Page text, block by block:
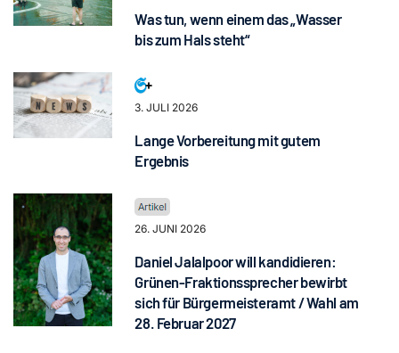
Was tun, wenn einem das „Wasser
bis zum Hals steht“
3. JULI 2026
Lange Vorbereitung mit gutem
Ergebnis
26. JUNI 2026
Daniel Jalalpoor will kandidieren:
Grünen-Fraktionssprecher bewirbt
sich für Bürgermeisteramt / Wahl am
28. Februar 2027